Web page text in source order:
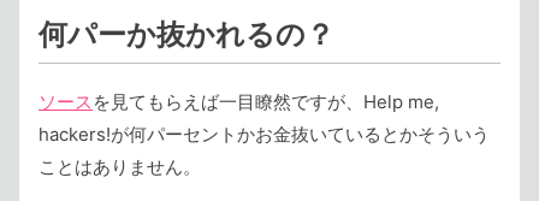
何パーか抜かれるの？
ソース を見てもらえば一目瞭然ですが、Help me,
hackers!が何パーセントかお金抜いているとかそういう
ことはありません。